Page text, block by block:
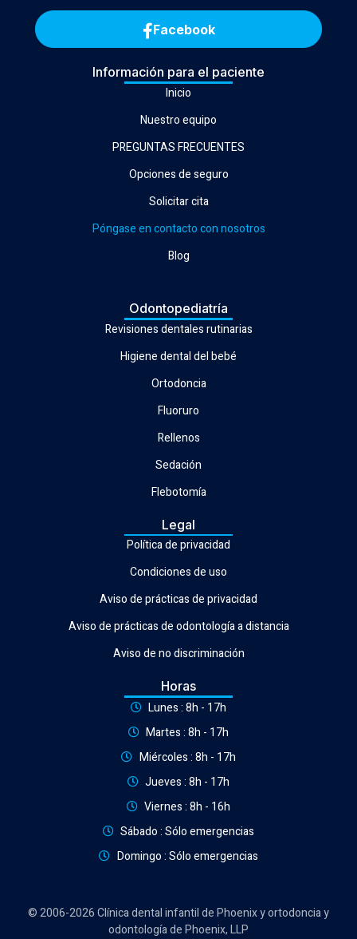
Facebook
Información para el paciente
Inicio
Nuestro equipo
PREGUNTAS FRECUENTES
Opciones de seguro
Solicitar cita
Póngase en contacto con nosotros
Blog
Odontopediatría
Revisiones dentales rutinarias
Higiene dental del bebé
Ortodoncia
Fluoruro
Rellenos
Sedación
Flebotomía
Legal
Política de privacidad
Condiciones de uso
Aviso de prácticas de privacidad
Aviso de prácticas de odontología a distancia
Aviso de no discriminación
Horas
Lunes : 8h - 17h
Martes : 8h - 17h
Miércoles : 8h - 17h
Jueves : 8h - 17h
Viernes : 8h - 16h
Sábado : Sólo emergencias
Domingo : Sólo emergencias
© 2006-2026 Clínica dental infantil de Phoenix y ortodoncia y
odontología de Phoenix, LLP